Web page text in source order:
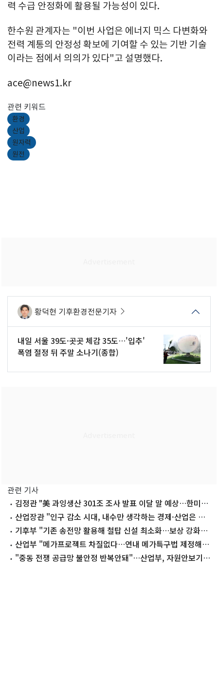
력 수급 안정화에 활용될 가능성이 있다.
한수원 관계자는 "이번 사업은 에너지 믹스 다변화와
전력 계통의 안정성 확보에 기여할 수 있는 기반 기술
이라는 점에서 의의가 있다"고 설명했다.
ace@news1.kr
관련 키워드
환경
산업
원자력
원전
황덕현 기후환경전문기자
내일 서울 39도·곳곳 체감 35도…'입추'
폭염 절정 뒤 주말 소나기(종합)
관련 기사
김정관 "美 과잉생산 301조 조사 발표 이달 말 예상…한미
15% 컨센서스"
산업장관 "인구 감소 시대, 내수만 생각하는 경제·산업은 축
소 불가피"
기후부 "기존 송전망 활용해 철탑 신설 최소화…보상 강화해
수용성 확보"
산업부 "메가프로젝트 차질없다…연내 메가특구법 제정해
전폭 지원"
"중동 전쟁 공급망 불안정 반복안돼"…산업부, 자원안보기금